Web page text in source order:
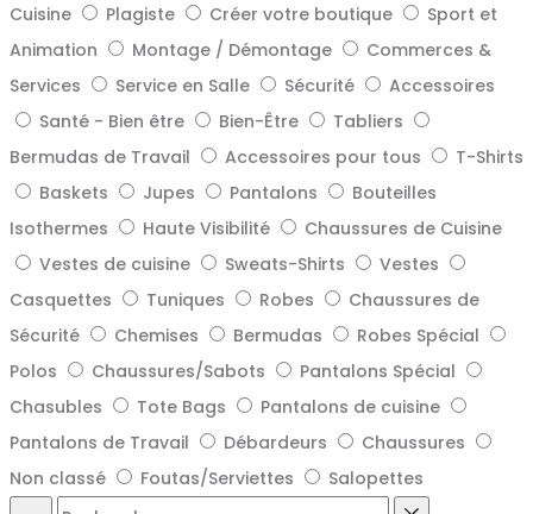
Cuisine
Plagiste Créer votre boutique
Sport et
Animation
Montage / Démontage
Commerces &
Services
Service en Salle Sécurité
Accessoires
Santé - Bien être
Bien-Être
Tabliers
Bermudas de Travail
Accessoires pour tous
T-Shirts
Baskets
Jupes Pantalons
Bouteilles
Isothermes
Haute Visibilité
Chaussures de Cuisine
Vestes de cuisine
Sweats-Shirts
Vestes
Casquettes
Tuniques Robes
Chaussures de
Sécurité
Chemises Bermudas
Robes Spécial
Polos
Chaussures/Sabots
Pantalons Spécial
Chasubles
Tote Bags
Pantalons de cuisine
Pantalons de Travail
Débardeurs
Chaussures
Non classé
Foutas/Serviettes Salopettes